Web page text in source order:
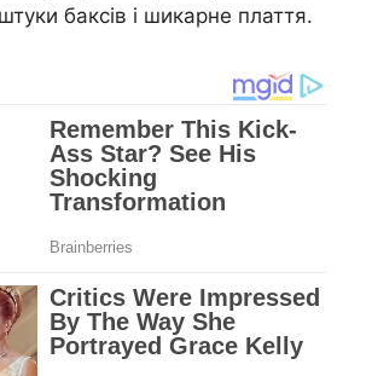
баксів і шикарне плаття.